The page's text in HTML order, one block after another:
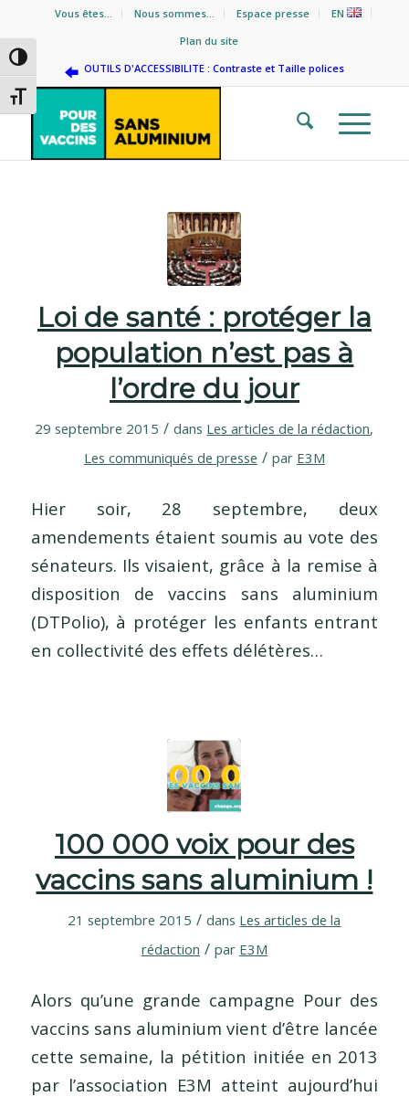
Passer en contraste élevé
Changer la taille de la police
Vous êtes… Nous sommes… Espace presse
EN
Plan du site
OUTILS D'ACCESSIBILITE : Contraste et Taille polices
Loi de santé : protéger la
population n’est pas à
l’ordre du jour
29 septembre 2015 / dans Les articles de la rédaction,
Les communiqués de presse / par E3M
Hier soir, 28 septembre, deux
amendements étaient soumis au vote des
sénateurs. Ils visaient, grâce à la remise à
disposition de vaccins sans aluminium
(DTPolio), à protéger les enfants entrant
en collectivité des effets délétères…
100 000 voix pour des
vaccins sans aluminium !
21 septembre 2015 / dans Les articles de la
rédaction / par E3M
Alors qu’une grande campagne Pour des
vaccins sans aluminium vient d’être lancée
cette semaine, la pétition initiée en 2013
par l’association E3M atteint aujourd’hui